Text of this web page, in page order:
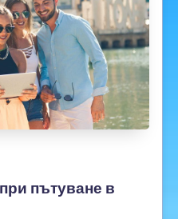
пътуване в